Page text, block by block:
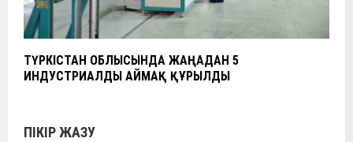
ТҮРКІСТАН ОБЛЫСЫНДА ЖАҢАДАН 5
ИНДУСТРИАЛДЫ АЙМАҚ ҚҰРЫЛДЫ
ПІКІР ЖАЗУ